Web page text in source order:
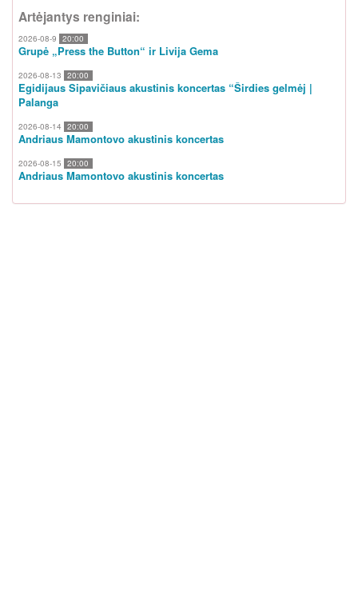
Artėjantys renginiai:
2026-08-9 20:00
Grupė „Press the Button“ ir Livija Gema
2026-08-13 20:00
Egidijaus Sipavičiaus akustinis koncertas “Širdies gelmėj |
Palanga
2026-08-14 20:00
Andriaus Mamontovo akustinis koncertas
2026-08-15 20:00
Andriaus Mamontovo akustinis koncertas